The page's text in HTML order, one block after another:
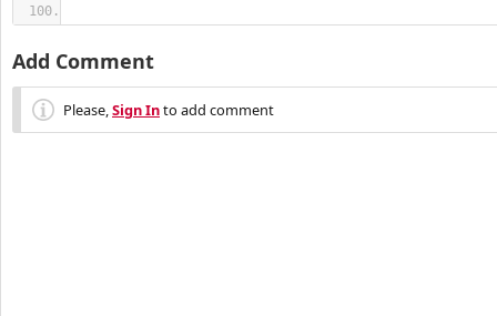
Add Comment
Please,Sign Into add comment